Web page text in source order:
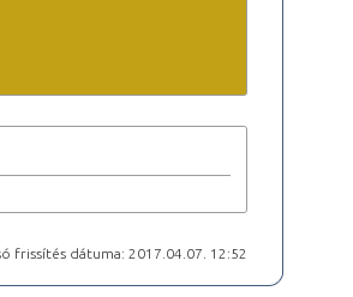
frissítés dátuma: 2017.04.07. 12:52